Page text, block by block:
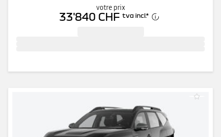
votre prix
33'840 CHF tva incl.*